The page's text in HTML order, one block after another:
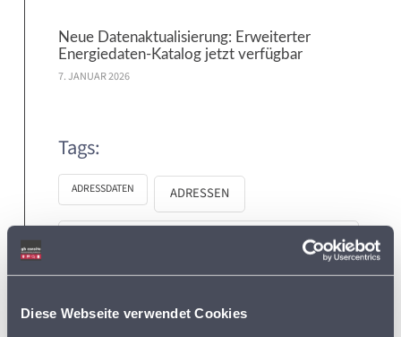
Diese Webseite verwendet Cookies
Neue Datenaktualisierung: Erweiterter
Energiedaten-Katalog jetzt verfügbar
7. JANUAR 2026
Tags:
ADRESSDATEN ADRESSEN
ADRESSEN DER SUPERMÄRKTE IN DEUTSCHLAND
AKTIONSPREISE
BVDA